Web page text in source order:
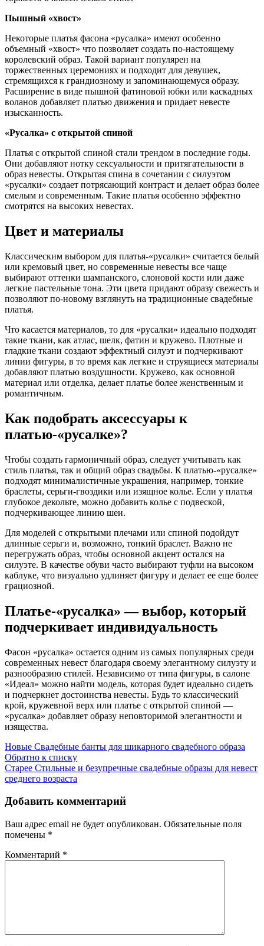
Пышный «хвост»
Некоторые платья фасона «русалка» имеют особенно
объемный «хвост» что позволяет создать по-настоящему
королевский образ. Такой вариант популярен на
торжественных церемониях и подходит для девушек,
стремящихся к грандиозному и запоминающемуся образу.
Расширение в виде пышной фатиновой юбки или каскадных
воланов добавляет платью движения и придает невесте
изысканность.
«Русалка» с открытой спиной
Платья с открытой спиной стали трендом в последние годы.
Они добавляют нотку сексуальности и притягательности в
образ невесты. Открытая спина в сочетании с силуэтом
«русалки» создает потрясающий контраст и делает образ более
смелым и современным. Такие платья особенно эффектно
смотрятся на высоких невестах.
Цвет и материалы
Классическим выбором для платья-«русалки» считается белый
или кремовый цвет, но современные невесты все чаще
выбирают оттенки шампанского, слоновой кости или даже
легкие пастельные тона. Эти цвета придают образу свежесть и
позволяют по-новому взглянуть на традиционные свадебные
платья.
Что касается материалов, то для «русалки» идеально подходят
такие ткани, как атлас, шелк, фатин и кружево. Плотные и
гладкие ткани создают эффектный силуэт и подчеркивают
линии фигуры, в то время как легкие и струящиеся материалы
добавляют платью воздушности. Кружево, как основной
материал или отделка, делает платье более женственным и
романтичным.
Как подобрать аксессуары к
платью-«русалке»?
Чтобы создать гармоничный образ, следует учитывать как
стиль платья, так и общий образ свадьбы. К платью-«русалке»
подходят минималистичные украшения, например, тонкие
браслеты, серьги-гвоздики или изящное колье. Если у платья
глубокое декольте, можно добавить колье с подвеской,
подчеркивающее линию шеи.
Для моделей с открытыми плечами или спиной подойдут
длинные серьги и, возможно, тонкий браслет. Важно не
перегружать образ, чтобы основной акцент остался на
силуэте. В качестве обуви часто выбирают туфли на высоком
каблуке, что визуально удлиняет фигуру и делает ее еще более
грациозной.
Платье-«русалка» — выбор, который
подчеркивает индивидуальность
Фасон «русалка» остается одним из самых популярных среди
современных невест благодаря своему элегантному силуэту и
разнообразию стилей. Независимо от типа фигуры, в салоне
«Идеал» можно найти модель, которая будет идеально сидеть
и подчеркнет достоинства невесты. Будь то классический
крой, кружевной верх или платье с открытой спиной —
«русалка» добавляет образу неповторимой элегантности и
изящества.
Новые Свадебные банты для шикарного свадебного образа
Обратно к списку
Старее Стильные и безупречные свадебные образы для невест
среднего возраста
Добавить комментарий
Ваш адрес email не будет опубликован. Обязательные поля
помечены *
Комментарий *